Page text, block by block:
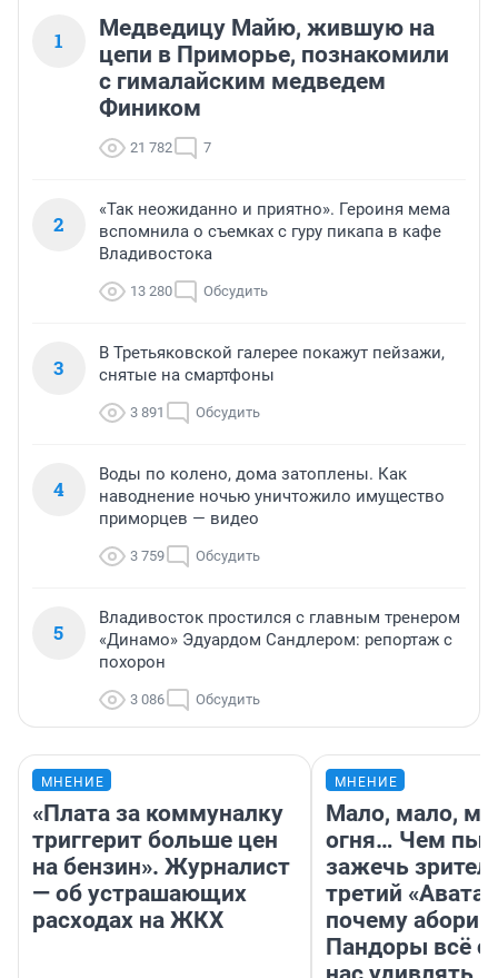
1
Медведицу Майю, жившую на
цепи в Приморье, познакомили
с гималайским медведем
Фиником
21 782 7
2
«Так неожиданно и приятно». Героиня мема
вспомнила о съемках с гуру пикапа в кафе
Владивостока
13 280 Обсудить
3
В Третьяковской галерее покажут пейзажи,
снятые на смартфоны
3 891 Обсудить
4
Воды по колено, дома затоплены. Как
наводнение ночью уничтожило имущество
приморцев — видео
3 759 Обсудить
5
Владивосток простился с главным тренером
«Динамо» Эдуардом Сандлером: репортаж с
похорон
3 086 Обсудить
МНЕНИЕ
«Плата за коммуналку
триггерит больше цен
на бензин». Журналист
— об устрашающих
расходах на ЖКХ
МНЕНИЕ
Мало, мало,
огня… Чем
зажечь
третий
почему
Пандоры всё